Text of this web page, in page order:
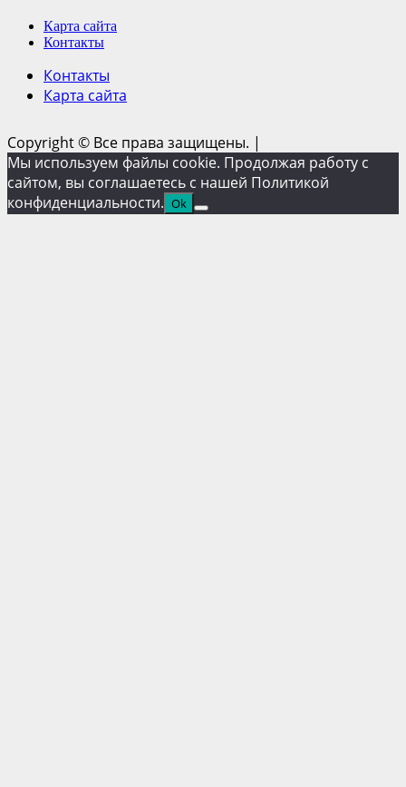
Карта сайта
Контакты
Контакты
Карта сайта
Copyright © Все права защищены. |
Мы используем файлы cookie. Продолжая работу с
сайтом, вы соглашаетесь с нашей Политикой
конфиденциальности. Ok